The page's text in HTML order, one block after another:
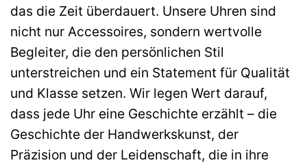
das die Zeit überdauert. Unsere Uhren sind
nicht nur Accessoires, sondern wertvolle
Begleiter, die den persönlichen Stil
unterstreichen und ein Statement für Qualität
und Klasse setzen. Wir legen Wert darauf,
dass jede Uhr eine Geschichte erzählt – die
Geschichte der Handwerkskunst, der
Präzision und der Leidenschaft, die in ihre